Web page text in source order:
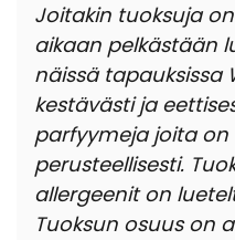
Joitakin tuoksuja
aikaan pelkästään
näissä tapauksissa
kestävästi ja
parfyymeja joita
perusteellisesti.
allergeenit on
Tuoksun osuus on